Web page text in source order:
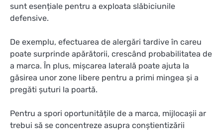
sunt esențiale pentru a exploata slăbiciunile
defensive.
De exemplu, efectuarea de alergări tardive în careu
poate surprinde apărătorii, crescând probabilitatea de
a marca. În plus, mișcarea laterală poate ajuta la
găsirea unor zone libere pentru a primi mingea și a
pregăti șuturi la poartă.
Pentru a spori oportunitățile de a marca, mijlocașii ar
trebui să se concentreze asupra conștientizării